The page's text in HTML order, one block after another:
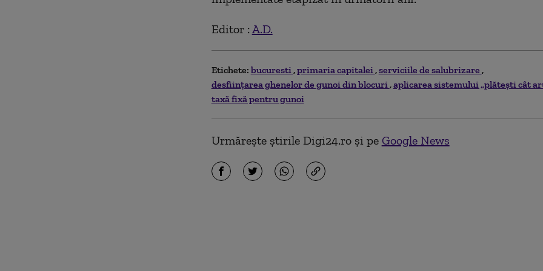
Editor : A.D.
Etichete: bucuresti primaria capitalei serviciile de salubrizare
desființarea ghenelor de gunoi din blocuri aplicarea sistemului „plătești cât
taxă fixă pentru gunoi
Urmărește știrile Digi24.ro și pe Google News